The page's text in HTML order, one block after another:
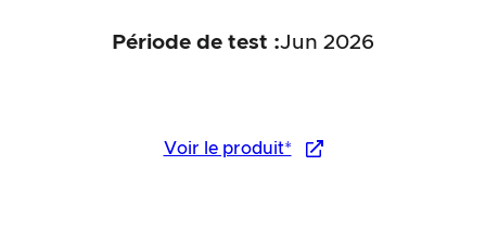
Période de test :Jun 2026
Voir le produit*